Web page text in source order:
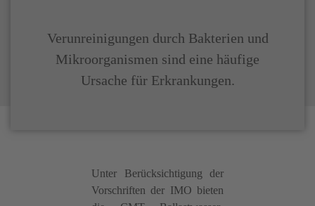
Verunreinigungen durch Bakterien und
Mikroorganismen sind eine häufige
Ursache für Erkrankungen.
Unter Berücksichtigung der
Vorschriften der IMO bieten